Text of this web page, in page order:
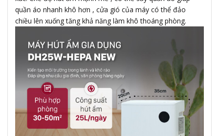
quần áo nhanh khô hơn , cửa gió của máy có thể đảo
chiều lên xuống tăng khả năng làm khô thoáng phòng.